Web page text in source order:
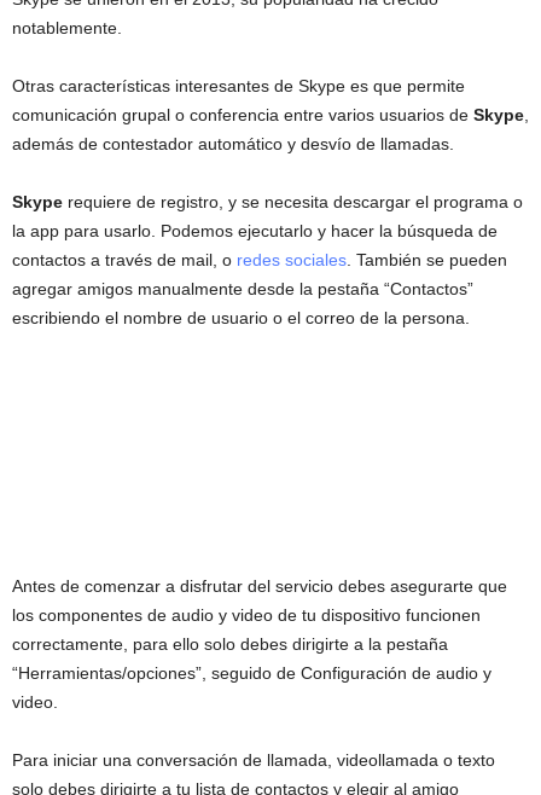
notablemente.
Otras características interesantes de Skype es que permite
comunicación grupal o conferencia entre varios usuarios de Skype
además de contestador automático y desvío de llamadas.
Skype requiere de registro, y se necesita descargar el programa o
la app para usarlo. Podemos ejecutarlo y hacer la búsqueda de
contactos a través de mail, o redes sociales . También se pueden
agregar amigos manualmente desde la pestaña “Contactos”
escribiendo el nombre de usuario o el correo de la persona.
Antes de comenzar a disfrutar del servicio debes asegurarte que
los componentes de audio y video de tu dispositivo funcionen
correctamente, para ello solo debes dirigirte a la pestaña
“Herramientas/opciones”, seguido de Configuración de audio y
video.
Para iniciar una conversación de llamada, videollamada o texto
solo debes dirigirte a tu lista de contactos y elegir al amigo